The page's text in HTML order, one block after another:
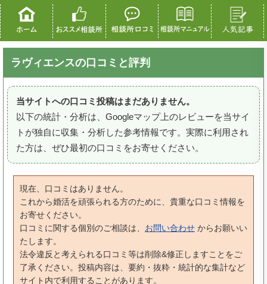
ラヴィエンスの口コミと評判
当サイトへの口コミ投稿はまだありません。
以下の統計・分析は、Googleマップ上のレビューを当サイ
トが独自に収集・分析した参考情報です。実際に利用され
た方は、ぜひ最初の口コミをお寄せください。
現在、口コミはありません。
これから婚活を頑張られる方のために、貴重な口コミ情報を
お寄せください。
口コミに関する個別のご相談は、 お問い合わせ からお願いい
たします。
法令違反と考えられる口コミ等は削除&修正しますことをご
了承ください。投稿内容は、要約・抜粋・統計的な集計など
サイト内で利用することがあります。